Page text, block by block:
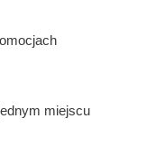
miejscu